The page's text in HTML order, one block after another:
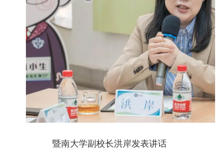
暨南大学副校长洪岸发表讲话